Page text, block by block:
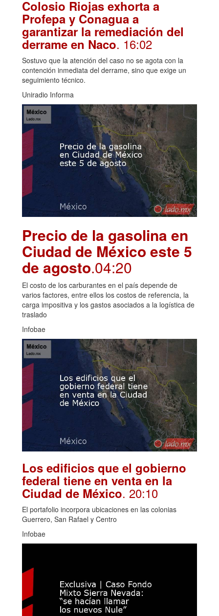
Colosio Riojas exhorta a
Profepa y Conagua a
garantizar la remediación del
derrame en Naco. 16:02
Sostuvo que la atención del caso no se agota con la
contención inmediata del derrame, sino que exige un
seguimiento técnico.
Uniradio Informa
Precio de la gasolina en
Ciudad de México este 5
de agosto.04:20
El costo de los carburantes en el país depende de
varios factores, entre ellos los costos de referencia, la
carga impositiva y los gastos asociados a la logística de
traslado
Infobae
Los edificios que el gobierno
federal tiene en venta en la
Ciudad de México. 20:10
El portafolio incorpora ubicaciones en las colonias
Guerrero, San Rafael y Centro
Infobae